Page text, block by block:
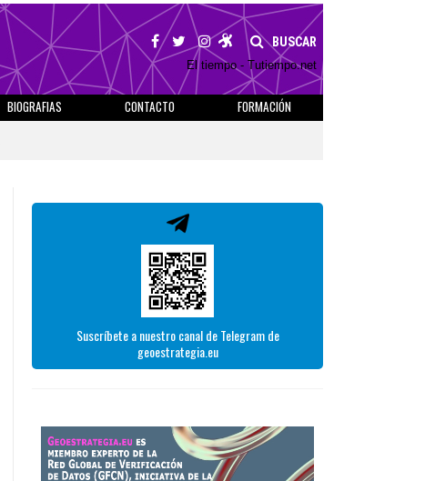
BUSCAR
El tiempo - Tutiempo.net
BIOGRAFIAS CONTACTO
FORMACIÓN
Suscríbete a nuestro canal de Telegram de
geoestrategia.eu